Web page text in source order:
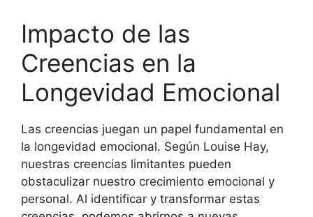
Impacto de las
Creencias en la
Longevidad Emocional
Las creencias juegan un papel fundamental en
la longevidad emocional. Según Louise Hay,
nuestras creencias limitantes pueden
obstaculizar nuestro crecimiento emocional y
personal. Al identificar y transformar estas